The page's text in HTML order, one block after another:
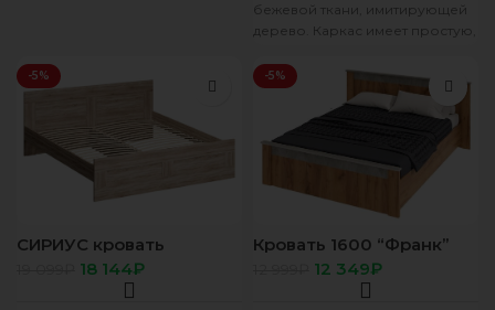
бежевой ткани, имитирующей
дерево. Каркас имеет простую,
конструкцию, состоящую из
боковых панелей
-5%
СИРИУС кровать
двойная 180х200
Сонома18 144₽
-5%
Кровать 1600 “Франк”
КР-14 крафт/
метрополитан грей
12 349₽